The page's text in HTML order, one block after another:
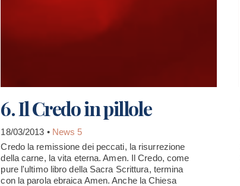
6. Il Credo in pillole
18/03/2013 • News 5
Credo la remissione dei peccati, la risurrezione
della carne, la vita eterna. Amen. Il Credo, come
pure l'ultimo libro della Sacra Scrittura, termina
con la parola ebraica Amen. Anche la Chiesa